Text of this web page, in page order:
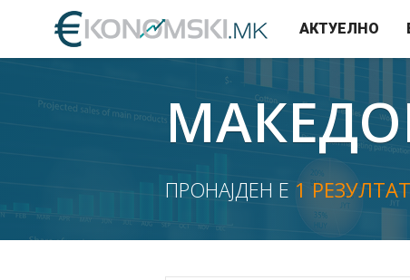
АКТУЕЛНО
ПРОНАЈДЕН Е 1 РЕЗУЛТАТ